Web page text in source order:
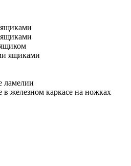
ящиками
ламелии
в железном каркасе на ножках